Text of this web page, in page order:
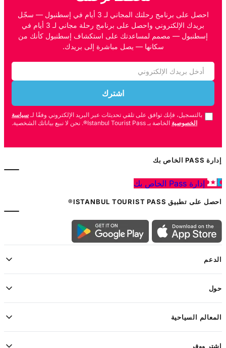
احصل على برنامج رحلتك المجاني لـ 3 أيام في إسطنبول — سجّل
بريدك الإلكتروني واحصل على برنامج رحلة مجاني لـ 3 أيام في
إسطنبول — مصمم لمساعدتك على استكشاف إسطنبول كأنك من
سكانها — يصل مباشرة إلى بريدك.
اشترك
بالتسجيل، فإنك توافق على تلقي تحديثات عبر البريد الإلكتروني وفقًا لـسياسة
الخصوصية الخاصة بـ Istanbul Tourist Pass®. نحن لا نبيع بياناتك الشخصية.
إدارة PASS الخاص بك
إدارة Pass الخاص بك
احصل على تطبيق ISTANBUL TOURIST PASS®
الدعم
حول
المعالم السياحية
اشترِ ووفر